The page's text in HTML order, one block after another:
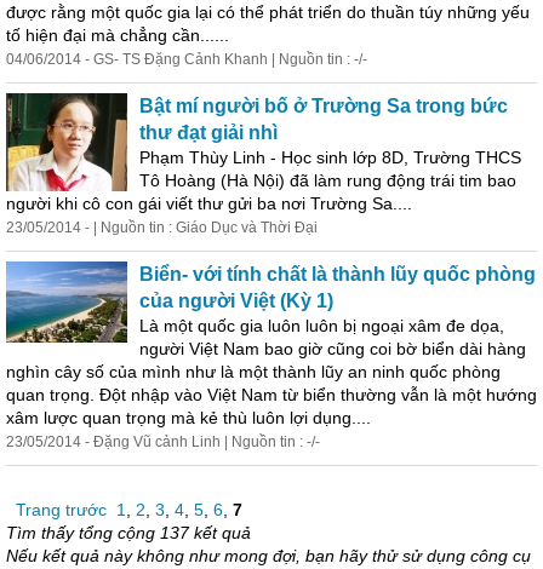
được rằng một quốc gia lại có thể phát triển do thuần túy những yếu
tố hiện đại mà chẳng cần......
04/06/2014 - GS- TS Đặng Cảnh Khanh | Nguồn tin : -/-
Bật mí người bố ở Trường Sa trong bức
thư đạt giải nhì
Phạm Thùy Linh - Học sinh lớp 8D, Trường THCS
Tô Hoàng (Hà Nội) đã làm rung động trái tim bao
người khi cô con gái viết thư gửi ba nơi Trường Sa....
23/05/2014 - | Nguồn tin : Giáo Dục và Thời Đại
Biển- với tính chất là thành lũy quốc phòng
của người Việt (Kỳ 1)
Là một quốc gia luôn luôn bị ngoại xâm đe dọa,
người Việt Nam bao giờ cũng coi bờ biển dài hàng
nghìn cây số của mình như là một thành lũy an ninh quốc phòng
quan trọng. Đột nhập vào Việt Nam từ biển thường vẫn là một hướng
xâm lược quan trọng mà kẻ thù luôn lợi dụng....
23/05/2014 - Đặng Vũ cảnh Linh | Nguồn tin : -/-
Trang trước 1 2 3 4 5 6 7
Tìm thấy tổng cộng 137 kết quả
Nếu kết quả này không như mong đợi, bạn hãy thử sử dụng công cụ